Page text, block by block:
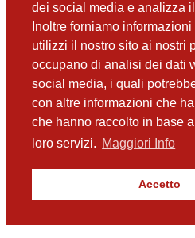
dei social media e analizza
Inoltre forniamo
utilizzi il nostro sito ai nostri
occupano di analisi dei dati
social media, i quali
con altre informazioni che
che hanno raccolto in base
loro servizi. Maggiori Info
Accetto